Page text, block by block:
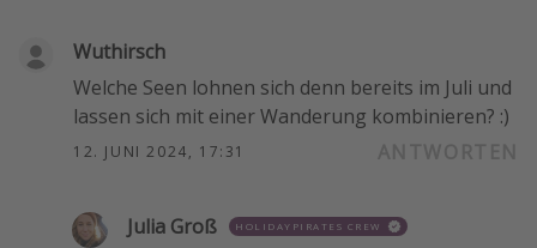
Wuthirsch
Welche Seen lohnen sich denn bereits im Juli und
lassen sich mit einer Wanderung kombinieren? :)
12. JUNI 2024, 17:31
Julia Groß HOLIDAYPIRATES CREW